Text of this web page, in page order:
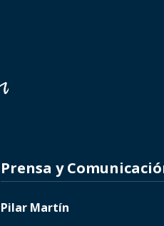
Prensa y
Pilar Martín